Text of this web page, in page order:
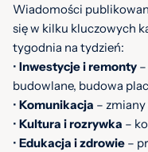
Wiadomości
się w kilku kluczowych
tygodnia na tydzień:
• Inwestycje i remonty
budowlane, budowa
• Komunikacja –
• Kultura i rozrywka –
• Edukacja i zdrowie –